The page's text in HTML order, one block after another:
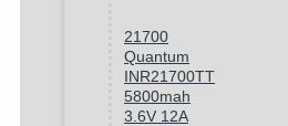
21700
Quantum
INR21700TT
5800mah
3.6V 12A